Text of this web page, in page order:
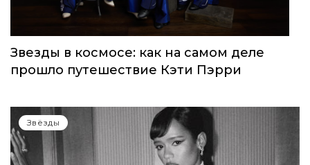
Звезды в космосе: как на самом деле
прошло путешествие Кэти Пэрри
Звёзды